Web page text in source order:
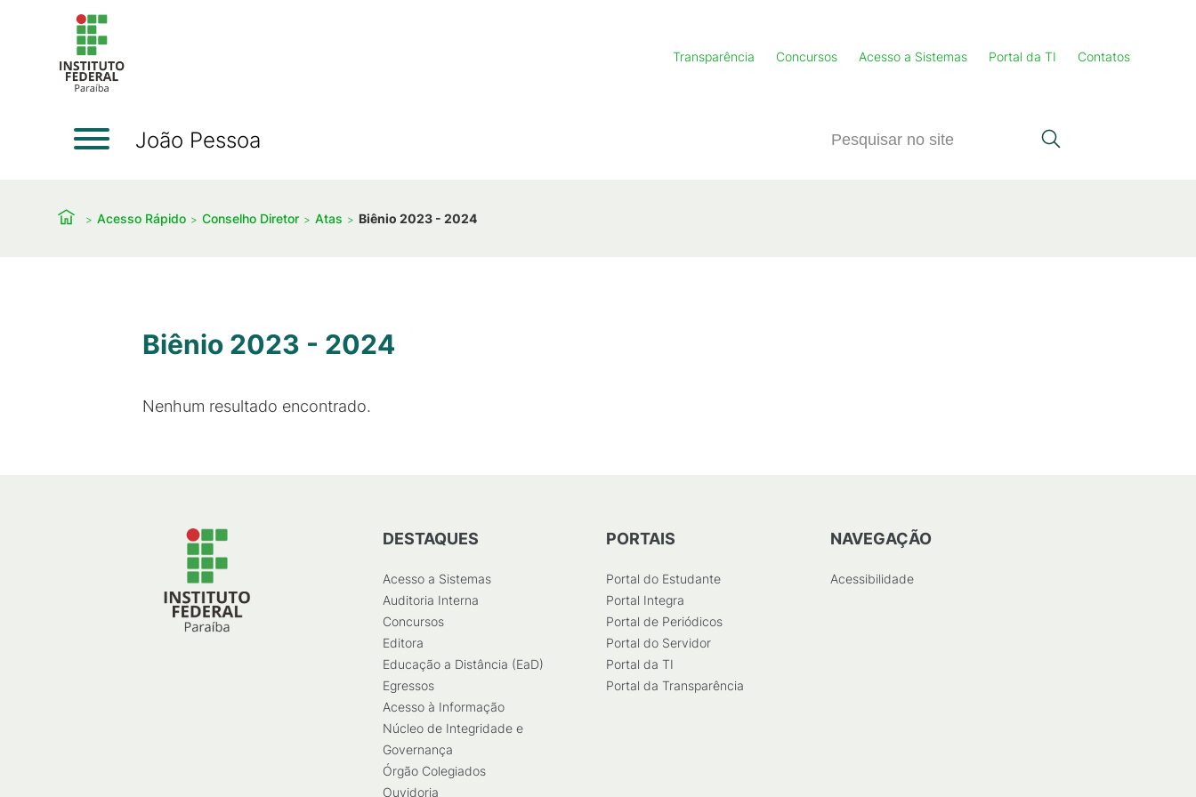
Transparência Concursos Acesso a Sistemas Portal da TI Contatos
João Pessoa
Acesso Rápido Conselho Diretor Atas Biênio 2023 - 2024
Biênio 2023 - 2024
Nenhum resultado encontrado.
DESTAQUES
Acesso a Sistemas
Auditoria Interna
Concursos
Editora
Educação a Distância (EaD)
Egressos
Acesso à Informação
Núcleo de Integridade e
Governança
Órgão Colegiados
Ouvidoria
PORTAIS
Portal do Estudante
Portal Integra
Portal de Periódicos
Portal do Servidor
Portal da TI
Portal da Transparência
NAVEGAÇÃO
Acessibilidade